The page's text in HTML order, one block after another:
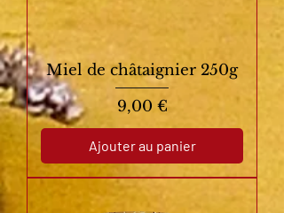
Miel de châtaignier 250g
Prix
9,00 €
Ajouter au panier